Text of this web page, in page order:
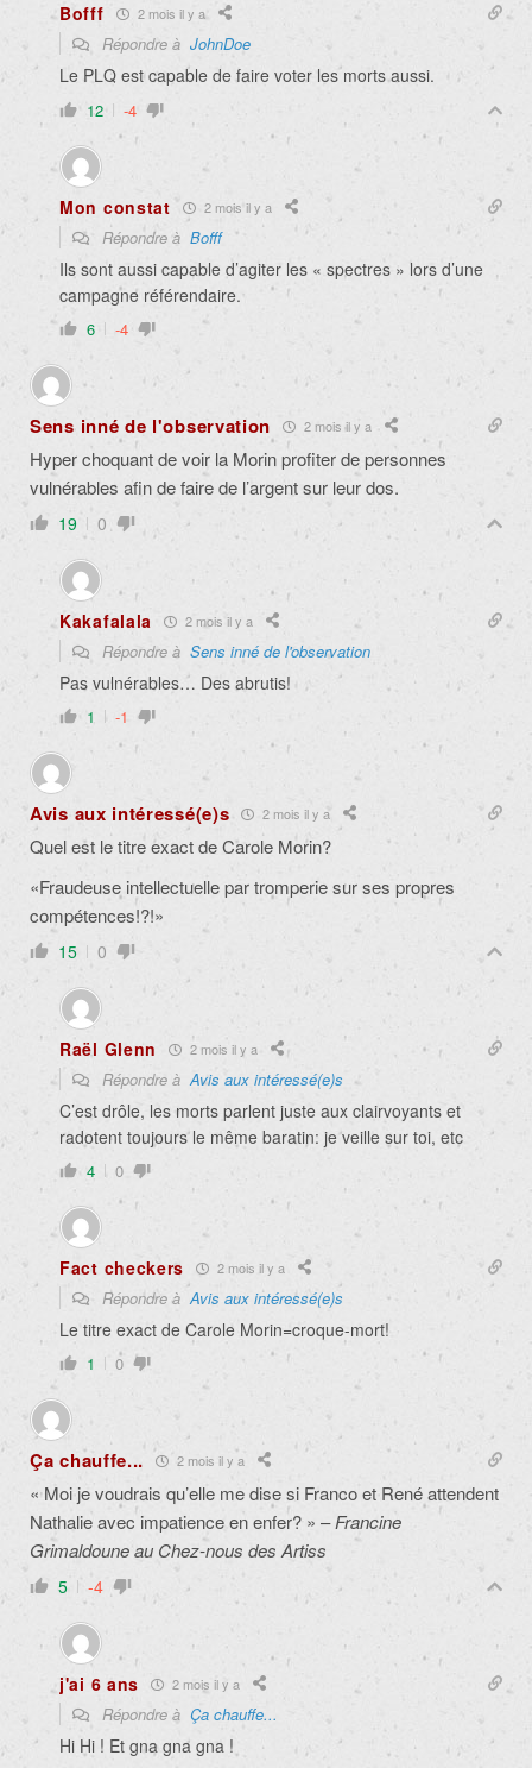
Bofff 2 mois il y a
Répondre à JohnDoe
Le PLQ est capable de faire voter les morts aussi.
12 -4
Mon constat 2 mois il y a
Répondre à Bofff
Ils sont aussi capable d’agiter les « spectres » lors d’une
campagne référendaire.
6 -4
Sens inné de l'observation 2 mois il y a
Hyper choquant de voir la Morin profiter de personnes
vulnérables afin de faire de l’argent sur leur dos.
19 0
Kakafalala 2 mois il y a
Répondre à Sens inné de l'observation
Pas vulnérables… Des abrutis!
1 -1
Avis aux intéressé(e)s 2 mois il y a
Quel est le titre exact de Carole Morin?
«Fraudeuse intellectuelle par tromperie sur ses propres
compétences!?!»
15 0
Raël Glenn 2 mois il y a
Répondre àAvis aux intéressé(e)s
C’est drôle, les morts parlent juste aux clairvoyants et
radotent toujours le même baratin: je veille sur toi, etc
4 0
Fact checkers 2 mois il y a
Répondre àAvis aux intéressé(e)s
Le titre exact de Carole Morin=croque-mort!
1 0
Ça chauffe... 2 mois il y a
« Moi je voudrais qu’elle me dise si Franco et René attendent
Nathalie avec impatience en enfer? » –Francine
Grimaldoune au Chez-nous des Artiss
5 -4
j'ai 6 ans 2 mois il y a
Répondre à Ça chauffe...
Hi Hi ! Et gna gna gna !